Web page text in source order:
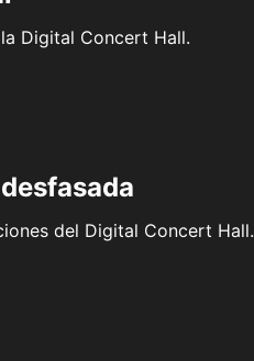
Digital Concert Hall.
del Digital Concert Hall.